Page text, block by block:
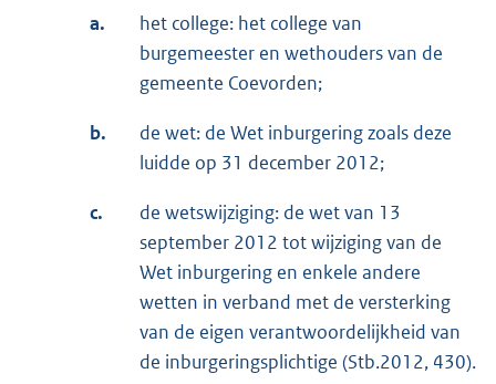
a.
het college: het college van
burgemeester en wethouders van de
gemeente Coevorden;
b.
de wet: de Wet inburgering zoals deze
luidde op 31 december 2012;
c.
de wetswijziging: de wet van 13
september 2012 tot wijziging van de
Wet inburgering en enkele andere
wetten in verband met de versterking
van de eigen verantwoordelijkheid van
de inburgeringsplichtige (Stb.2012, 430).